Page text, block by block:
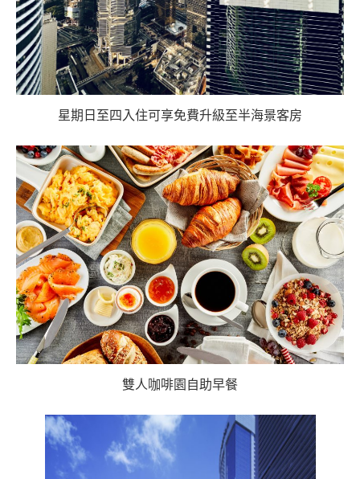
星期日至四入住可享免費升級至半海景客房
雙人咖啡園自助早餐